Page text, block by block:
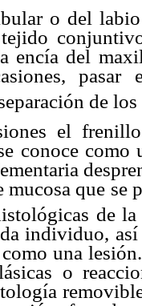
o del labio
encía del
pasar
de
el
conoce como
mucosa que se
de
individuo,
una
o